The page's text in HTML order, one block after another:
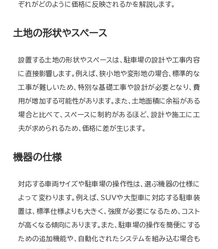
ぞれがどのように価格に反映されるかを解説します。
土地の形状やスペース
設置する土地の形状やスペースは、駐車場の設計や工事内容
に直接影響します。例えば、狭小地や変形地の場合、標準的な
工事が難しいため、特別な基礎工事や設計が必要となり、費
用が増加する可能性があります。また、土地面積に余裕がある
場合と比べて、スペースに制約があるほど、設計や施工に工
夫が求められるため、価格に差が生じます。
機器の仕様
対応する車両サイズや駐車場の操作性は、選ぶ機器の仕様に
よって変わります。例えば、SUVや大型車に対応する駐車装
置は、標準仕様よりも大きく、強度が必要になるため、コスト
が高くなる傾向にあります。また、駐車場の操作を簡便にする
ための追加機能や、自動化されたシステムを組み込む場合も